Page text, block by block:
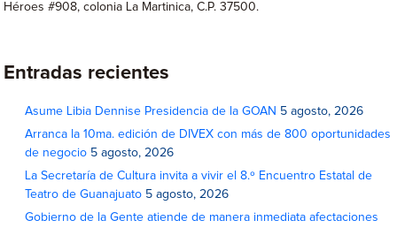
Héroes #908, colonia La Martinica, C.P. 37500.
Entradas recientes
Asume Libia Dennise Presidencia de la GOAN 5 agosto, 2026
Arranca la 10ma. edición de DIVEX con más de 800 oportunidades
de negocio 5 agosto, 2026
La Secretaría de Cultura invita a vivir el 8.º Encuentro Estatal de
Teatro de Guanajuato 5 agosto, 2026
Gobierno de la Gente atiende de manera inmediata afectaciones